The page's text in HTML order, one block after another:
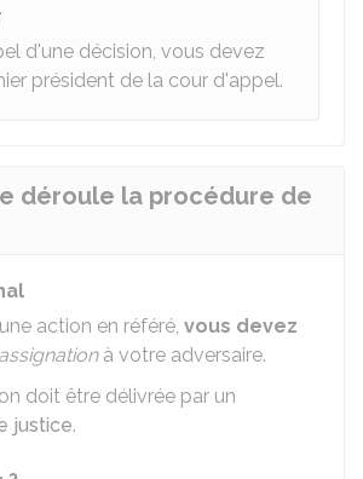
d'une décision, vous devez
président de la cour d'appel.
déroule la procédure de
action en référé, vous devez
assignationà votre adversaire.
doit être délivrée par un
justice.